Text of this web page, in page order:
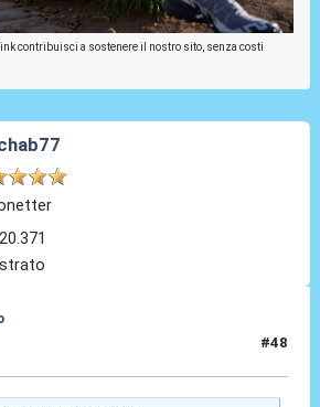
contribuisci a sostenere il nostro sito, senza costi
20.371
#48